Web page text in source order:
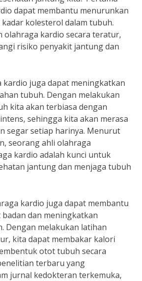
dapat membantu menurunkan
kolesterol dalam tubuh.
olahraga kardio secara teratur,
risiko penyakit jantung dan
kardio juga dapat meningkatkan
tubuh. Dengan melakukan
kita akan terbiasa dengan
sehingga kita akan merasa
segar setiap harinya. Menurut
seorang ahli olahraga
kardio adalah kunci untuk
jantung dan menjaga tubuh
kardio juga dapat membantu
dan meningkatkan
Dengan melakukan latihan
kita dapat membakar kalori
otot tubuh secara
terbaru yang
jurnal kedokteran terkemuka,